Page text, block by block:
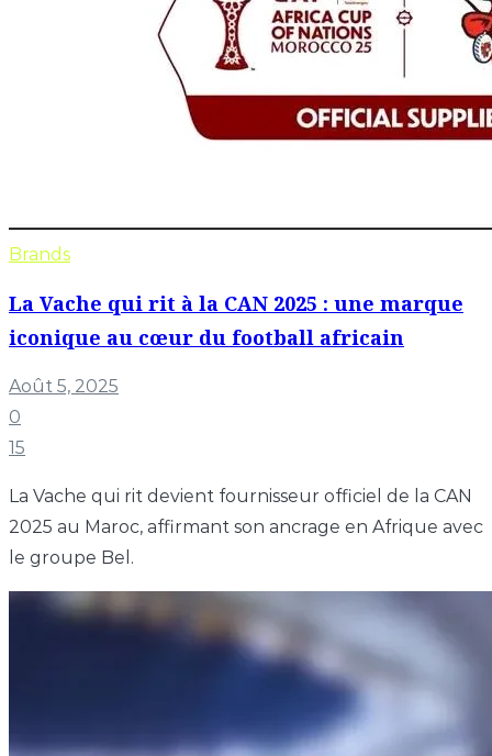
Brands
La Vache qui rit à la CAN 2025 : une marque
iconique au cœur du football africain
Août 5, 2025
0
15
La Vache qui rit devient fournisseur officiel de la CAN
2025 au Maroc, affirmant son ancrage en Afrique avec
le groupe Bel.